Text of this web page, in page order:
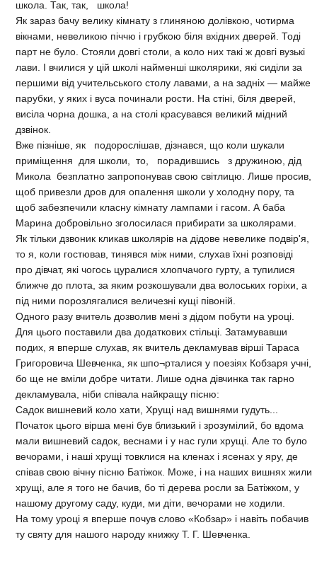
школа. Так, так, школа!
Як зараз бачу велику кімнату з глиняною долівкою, чотирма
вікнами, невеликою піччю і грубкою біля вхідних дверей. Тоді
парт не було. Стояли довгі столи, а коло них такі ж довгі вузькі
лави. І вчилися у цій школі найменші школярики, які сиділи за
першими від учительського столу лавами, а на задніх — майже
парубки, у яких і вуса починали рости. На стіні, біля дверей,
висіла чорна дошка, а на столі красувався великий мідний
дзвінок.
Вже пізніше, як подорослішав, дізнався, що коли шукали
приміщення для школи, то, порадившись з дружиною, дід
Микола безплатно запропонував свою світлицю. Лише просив,
щоб привезли дров для опалення школи у холодну пору, та
щоб забезпечили класну кімнату лампами і гасом. А баба
Марина добровільно зголосилася прибирати за школярами.
Як тільки дзвоник кликав школярів на дідове невелике подвір'я,
то я, коли гостював, тинявся між ними, слухав їхні розповіді
про дівчат, які чогось цуралися хлопчачого гурту, а тупилися
ближче до плота, за яким розкошували два волоських горіхи, а
під ними порозлягалися величезні кущі півоній.
Одного разу вчитель дозволив мені з дідом побути на уроці.
Для цього поставили два додаткових стільці. Затамувавши
подих, я вперше слухав, як вчитель декламував вірші Тараса
Григоровича Шевченка, як шпо¬рталися у поезіях Кобзаря учні,
бо ще не вміли добре читати. Лише одна дівчинка так гарно
декламувала, ніби співала найкращу пісню:
Садок вишневий коло хати, Хрущі над вишнями гудуть...
Початок цього вірша мені був близький і зрозумілий, бо вдома
мали вишневий садок, веснами і у нас гули хрущі. Але то було
вечорами, і наші хрущі товклися на кленах і ясенах у яру, де
співав свою вічну пісню Батіжок. Може, і на наших вишнях жили
хрущі, але я того не бачив, бо ті дерева росли за Батіжком, у
нашому другому саду, куди, ми діти, вечорами не ходили.
На тому уроці я вперше почув слово «Кобзар» і навіть побачив
ту святу для нашого народу книжку Т. Г. Шевченка.